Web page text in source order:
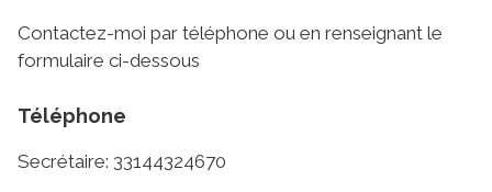
Contactez-moi par téléphone ou en renseignant le
formulaire ci-dessous
Téléphone
Secrétaire: 33144324670